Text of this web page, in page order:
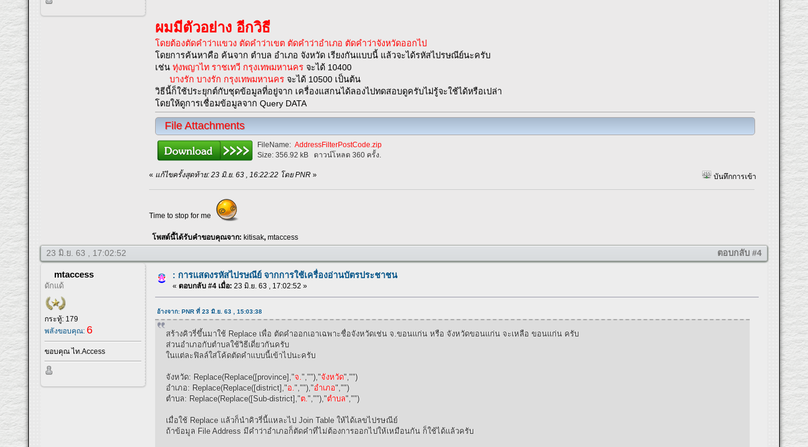
ผมมีตัวอย่าง อีกวิธี
โดยต้องตัดคำว่าแขวง ตัดคำว่าเขต ตัดคำว่าอำเภอ ตัดคำว่าจังหวัดออกไป
โดยการค้นหาคือ ค้นจาก ตำบล อำเภอ จังหวัด เรียงกันแบบนี้ แล้วจะได้รหัสไปรษณีย์นะครับ
เช่นทุ่งพญาไท ราชเทวี กรุงเทพมหานคร จะได้ 10400
บางรัก บางรัก กรุงเทพมหานคร จะได้ 10500 เป็นต้น
วิธีนี้ก็ใช้ประยุกต์กับชุดข้อมูลที่อยู่จาก เครื่องแสกนได้ลองไปทดสอบดูครับไม่รู้จะใช้ได้หรือเปล่า
โดยให้ดูการเชื่อมข้อมูลจาก Query DATA
File Attachments
FileName:AddressFilterPostCode.zip
Size:356.92 kB ดาวน์โหลด 360 ครั้ง.
« แก้ไขครั้งสุดท้าย: 23 มิ.ย. 63 , 16:22:22 โดย PNR » บันทึกการเข้า
Time to stop for me
โพสต์นี้ได้รับคำขอบคุณจาก: kitisak,mtaccess
23 มิ.ย. 63 , 17:02:52 ตอบกลับ #4
mtaccess
ดักแด้
กระทู้: 179
พลังขอบคุณ: 6
ขอบคุณ ไท.Access
: การแสดงรหัสไปรษณีย์ จากการใช้เครื่องอ่านบัตรประชาชน
« ตอบกลับ #4 เมื่อ: 23 มิ.ย. 63 , 17:02:52 »
อ้างจาก: PNR ที่ 23 มิ.ย. 63 , 15:03:38
สร้างคิวรี่ขึ้นมาใช้ Replace เพื่อ ตัดคำออกเอาเฉพาะชื่อจังหวัดเช่น จ.ขอนแก่น หรือ จังหวัดขอนแก่น จะเหลือ ขอนแก่น ครับ
ส่วนอำเภอกับตำบลใช้วิธีเดี่ยวกันครับ
ในแต่ละฟิลล์ใส่โค้ดตัดคำแบบนี้เข้าไปนะครับ
จังหวัด: Replace(Replace([province],"จ.",""),"จังหวัด","")
อำเภอ: Replace(Replace([district],"อ.",""),"อำเภอ","")
ตำบล: Replace(Replace([Sub-district],"ต.",""),"ตำบล","")
เมื่อใช้ Replace แล้วก็นำคิวรี่นี้แหละไป Join Table ให้ได้เลขไปรษณีย์
ถ้าข้อมูล File Address มีคำว่าอำเภอก็ตัดคำที่ไม่ต้องการออกไปให้เหมือนกัน ก็ใช้ได้แล้วครับ